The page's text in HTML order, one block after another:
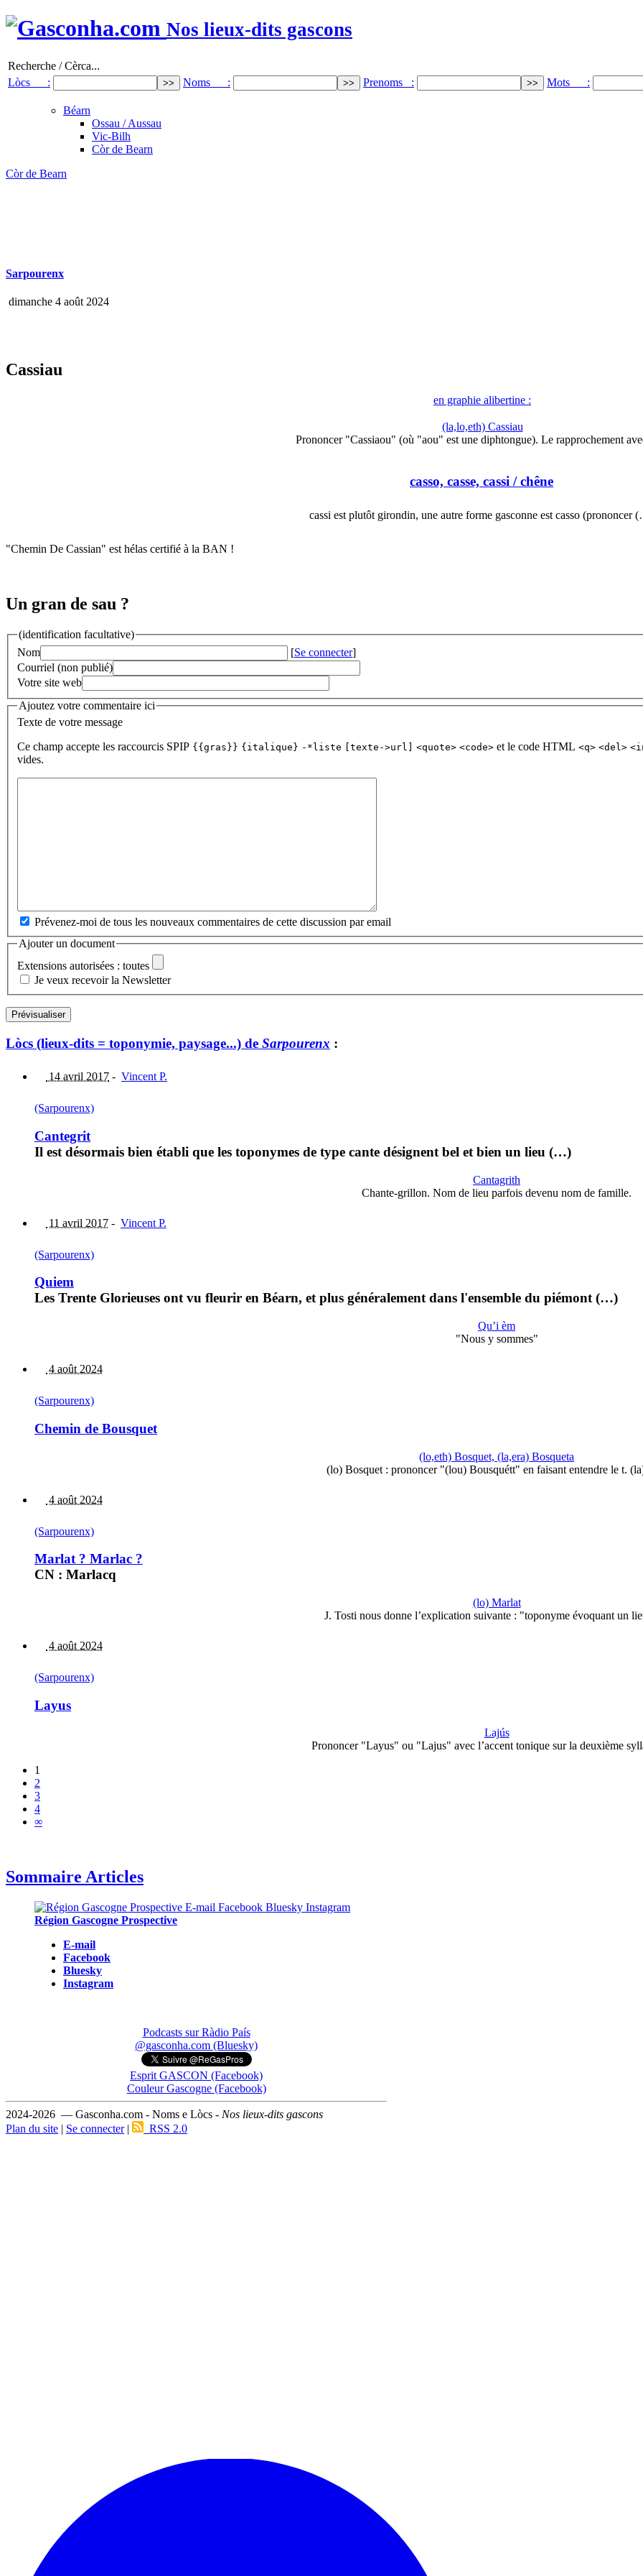
Nos lieux-dits gascons
Recherche / Cèrca...
Lòcs :
Noms : Prenoms : Mots :
Béarn
Ossau / Aussau
Vic-Bilh
Còr de Bearn
Còr de Bearn
Sarpourenx
dimanche 4 août 2024
Cassiau
en graphie alibertine :
(la,lo,eth) Cassiau
Prononcer "Cassiaou" (où "aou" est une diphtongue). Le rapprochement
casso, casse, cassi / chêne
cassi est plutôt girondin, une autre forme gasconne est casso (prononcer
"Chemin De Cassian" est hélas certifié à la BAN !
Un gran de sau ?
(identification facultative)
Nom
[Se connecter]
Courriel (non publié)
Votre site web
Ajoutez votre commentaire ici
Texte de votre message
Ce champ accepte les raccourcis SPIP {{gras}} {italique} -*liste [texte->url] <quote> <code> et le code HTML <q> <del>
vides.
Prévenez-moi de tous les nouveaux commentaires de cette discussion par email
Ajouter un document
Extensions autorisées : toutes
Je veux recevoir la Newsletter
Lòcs (lieux-dits = toponymie, paysage...) de Sarpourenx :
14 avril 2017 - Vincent P.
(Sarpourenx)
Cantegrit
Il est désormais bien établi que les toponymes de type cante désignent bel et bien un lieu (…)
Cantagrith
Chante-grillon. Nom de lieu parfois devenu nom de famille.
11 avril 2017 - Vincent P.
(Sarpourenx)
Quiem
Les Trente Glorieuses ont vu fleurir en Béarn, et plus généralement dans l'ensemble du piémont (…)
Qu’i èm
"Nous y sommes"
4 août 2024
(Sarpourenx)
Chemin de Bousquet
(lo,eth) Bosquet, (la,era) Bosqueta
(lo) Bosquet : prononcer "(lou) Bousquétt" en faisant entendre le t.
4 août 2024
(Sarpourenx)
Marlat ? Marlac ?
CN : Marlacq
(lo) Marlat
J. Tosti nous donne l’explication suivante : "toponyme évoquant un
4 août 2024
(Sarpourenx)
Layus
Lajús
Prononcer "Layus" ou "Lajus" avec l’accent tonique sur la deuxième
1
2
3
4
∞
Sommaire Articles
Région Gascogne Prospective
E-mail
Facebook
Bluesky
Instagram
Podcasts sur Ràdio País
@gasconha.com (Bluesky)
Esprit GASCON (Facebook)
Couleur Gascogne (Facebook)
2024-2026 — Gasconha.com - Noms e Lòcs - Nos lieux-dits gascons
Plan du site | Se connecter| RSS 2.0